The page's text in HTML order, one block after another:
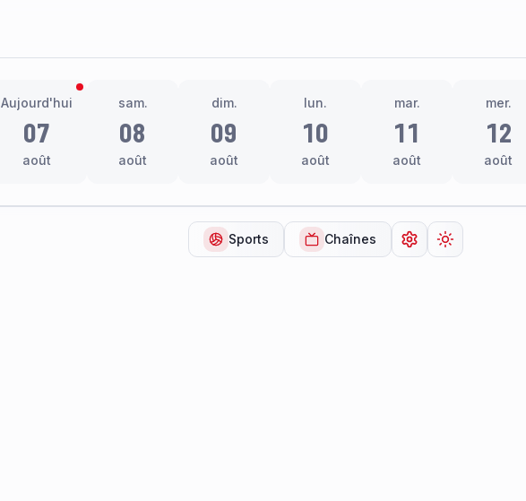
Aujourd'hui
07
août
sam.
08
août
dim.
09
août
lun.
10
août
mar.
11
août
mer.
12
août
Sports Chaînes Ouvrir lesChanger de